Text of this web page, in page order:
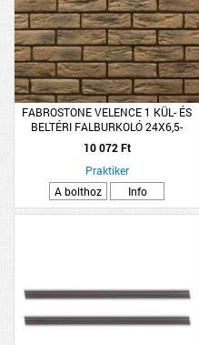
FABROSTONE VELENCE 1 KÜL- ÉS
BELTÉRI FALBURKOLÓ 24X6,5-
7X2CM
10 072 Ft
Praktiker
A bolthoz
Info